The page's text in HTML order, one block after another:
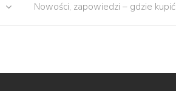
Nowości, zapowiedzi – gdzie kupić